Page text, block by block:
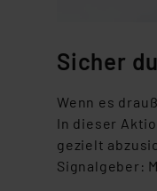
Sicher
Wenn es
In dieser
gezielt
Signalgeber: